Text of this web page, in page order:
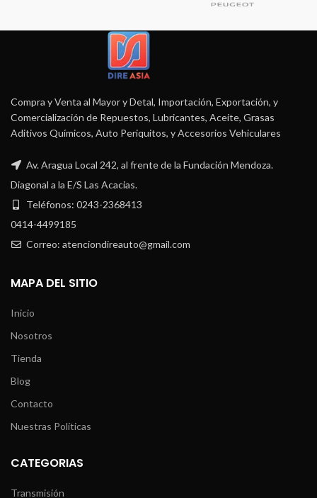
Compra y Venta al Mayor y Detal, Importación, Exportación, y
Comercialización de Repuestos, Lubricantes, Aceite, Grasas
Aditivos Químicos, Auto Periquitos, y Accesorios Vehiculares
Av. Aragua Local 242, al frente de la Fundación Mendoza.
Diagonal a la E/S Las Acacias.
Teléfonos: 0243-2368413
0414-4499185
Correo: atenciondireauto@gmail.com
MAPA DEL SITIO
Inicio
Nosotros
Tienda
Blog
Contacto
Nuestras Políticas
CATEGORIAS
Transmisión